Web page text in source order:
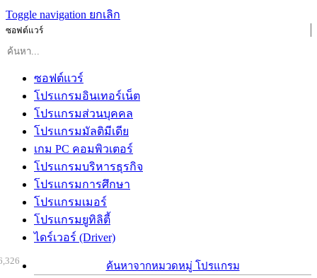
Toggle navigation ยกเลิก
ซอฟต์แวร์
ซอฟต์แวร์
โปรแกรมอินเทอร์เน็ต
โปรแกรมส่วนบุคคล
โปรแกรมมัลติมีเดีย
เกม PC คอมพิวเตอร์
โปรแกรมบริหารธุรกิจ
โปรแกรมการศึกษา
โปรแกรมเมอร์
โปรแกรมยูทิลิตี้
ไดร์เวอร์ (Driver)
ค้นหาจากหมวดหมู่ โปรแกรม